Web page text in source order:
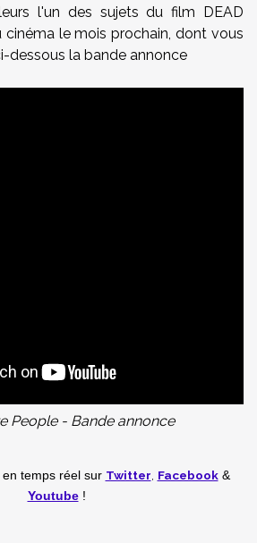
l'un des sujets du film DEAD
cinéma le mois prochain, dont vous
dessous la bande annonce
People - Bande annonce
temps réel sur Twitter Facebook&
Youtube!